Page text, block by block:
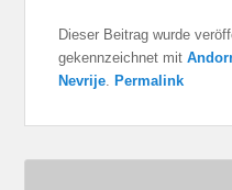
Dieser Beitrag wurde
gekennzeichnet mit
Nevrije. Permalink